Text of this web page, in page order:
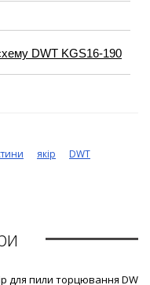
DWT KGS16-190
якір
DWT
для пили торцювання DWT